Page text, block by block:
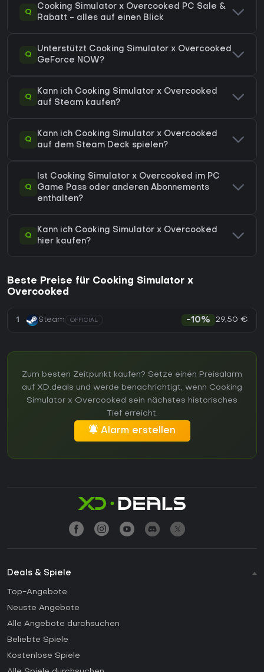
Q
Cooking Simulator x Overcooked PC Sale &
Rabatt - alles auf einen Blick
Q
Unterstützt Cooking Simulator x Overcooked
GeForce NOW?
Q
Kann ich Cooking Simulator x Overcooked
auf Steam kaufen?
Q
Kann ich Cooking Simulator x Overcooked
auf dem Steam Deck spielen?
Q
Ist Cooking Simulator x Overcooked im PC
Game Pass oder anderen Abonnements
enthalten?
Q
Kann ich Cooking Simulator x Overcooked
hier kaufen?
Beste Preise für Cooking Simulator x
Overcooked
1 Steam OFFICIAL -10% 29,50 €
Zum besten Zeitpunkt kaufen? Setze einen Preisalarm
auf XD.deals und werde benachrichtigt, wenn Cooking
Simulator x Overcooked sein nächstes historisches
Tief erreicht.
Alarm erstellen
Deals & Spiele
Top-Angebote
Neuste Angebote
Alle Angebote durchsuchen
Beliebte Spiele
Kostenlose Spiele